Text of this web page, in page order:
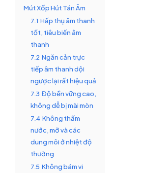
Mút Xốp Hút Tán Âm
7.1 Hấp thụ âm thanh
tốt, tiêu biến âm
thanh
7.2 Ngăn cản trực
tiếp âm thanh dội
ngược lại rất hiệu quả
7.3 Độ bền vững cao,
không dễ bị mài mòn
7.4 Không thấm
nước, mỡ và các
dung môi ở nhiệt độ
thường
7.5 Không bám vi